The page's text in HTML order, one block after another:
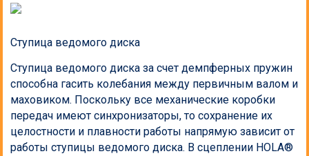
Ступица ведомого диска
Ступица ведомого диска за счет демпферных пружин
способна гасить колебания между первичным валом и
маховиком. Поскольку все механические коробки
передач имеют синхронизаторы, то сохранение их
целостности и плавности работы напрямую зависит от
работы ступицы ведомого диска. В сцеплении HOLA®